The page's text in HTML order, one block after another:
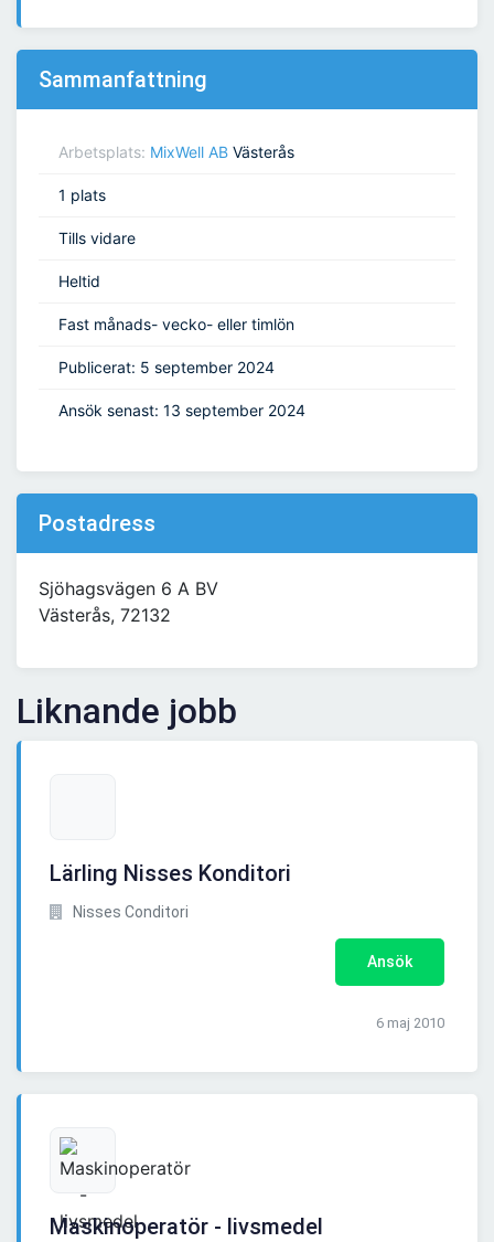
Sammanfattning
Arbetsplats: MixWell AB Västerås
1 plats
Tills vidare
Heltid
Fast månads- vecko- eller timlön
Publicerat: 5 september 2024
Ansök senast: 13 september 2024
Postadress
Sjöhagsvägen 6 A BV
Västerås, 72132
Liknande jobb
Lärling Nisses Konditori
Nisses Conditori
Ansök
6 maj 2010
Maskinoperatör - livsmedel